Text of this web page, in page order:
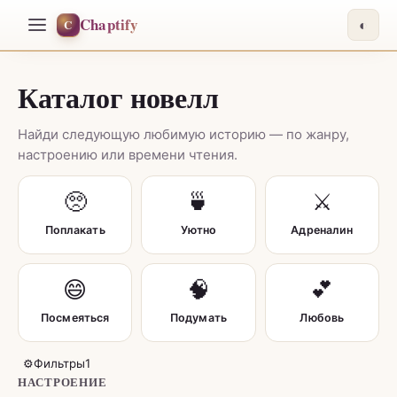
C Chaptify ◐
Каталог новелл
Найди следующую любимую историю — по жанру,
настроению или времени чтения.
🥺
Поплакать
🍵
Уютно
⚔️
Адреналин
😄
Посмеяться
🧠
Подумать
💕
Любовь
⚙Фильтры1
НАСТРОЕНИЕ